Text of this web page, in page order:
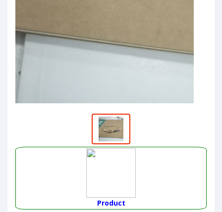
Product